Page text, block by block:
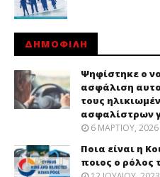
ΔΗΜΟΦΙΛΗ
Ψηφίστηκε ο
ασφάλιση
τους
ασφαλίστρων
6 ΜΑΡΤΊΟΥ, 2026
Ποια είναι η
ποιος ο ρόλος